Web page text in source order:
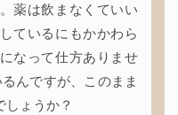
薬は飲まなくていい
ているにもかかわら
なって仕方ありませ
んですが、このまま
ょうか？